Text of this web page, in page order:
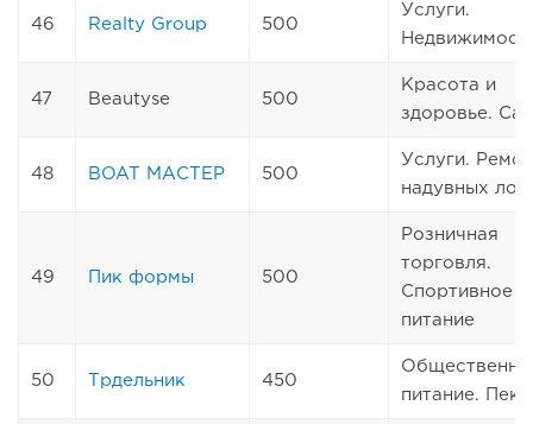
46 Realty Group 500
Услуги.
47 Beautyse 500
Красота и
здоровье.
48 BOAT МАСТЕР 500
Услуги.
надувных
49 Пик формы 500
Розничная
торговля.
Спортивное
питание
50 Трдельник 450
питание.